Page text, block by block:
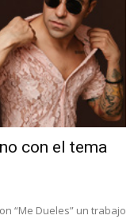
con el tema
“Me Dueles” un trabajo